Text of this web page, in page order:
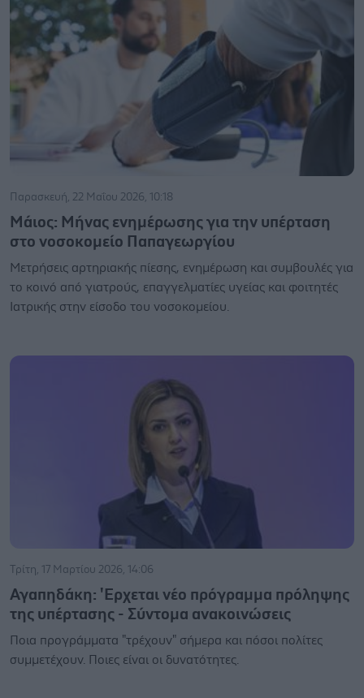
Παρασκευή, 22 Μαΐου 2026, 10:18
Μάιος: Μήνας ενημέρωσης για την υπέρταση
στο νοσοκομείο Παπαγεωργίου
Μετρήσεις αρτηριακής πίεσης, ενημέρωση και συμβουλές για
το κοινό από γιατρούς, επαγγελματίες υγείας και φοιτητές
Ιατρικής στην είσοδο του νοσοκομείου.
Τρίτη, 17 Μαρτίου 2026, 14:06
Αγαπηδάκη: 'Ερχεται νέο πρόγραμμα πρόληψης
της υπέρτασης - Σύντομα ανακοινώσεις
Ποια προγράμματα "τρέχουν" σήμερα και πόσοι πολίτες
συμμετέχουν. Ποιες είναι οι δυνατότητες.